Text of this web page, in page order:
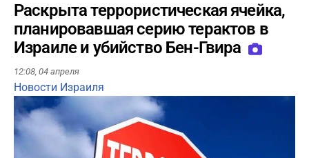
Раскрыта террористическая ячейка,
планировавшая серию терактов в
Израиле и убийство Бен-Гвира
12:08, 04 апреля
Новости Израиля